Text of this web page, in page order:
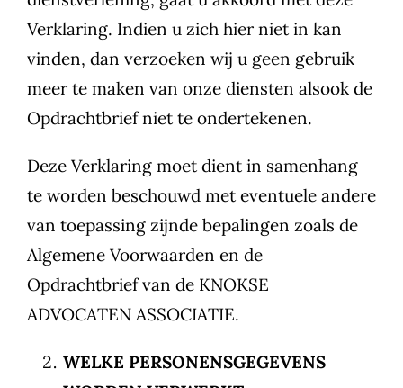
Verklaring. Indien u zich hier niet in kan
vinden, dan verzoeken wij u geen gebruik
meer te maken van onze diensten alsook de
Opdrachtbrief niet te ondertekenen.
Deze Verklaring moet dient in samenhang
te worden beschouwd met eventuele andere
van toepassing zijnde bepalingen zoals de
Algemene Voorwaarden en de
Opdrachtbrief van de KNOKSE
ADVOCATEN ASSOCIATIE.
WELKE PERSONENSGEGEVENS